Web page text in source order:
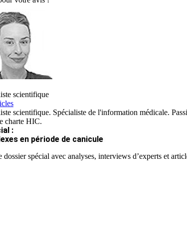
scientifique
scientifique. Spécialiste de l'information médicale.
charte HIC.
:
en période de canicule
dossier spécial avec analyses, interviews d’experts et